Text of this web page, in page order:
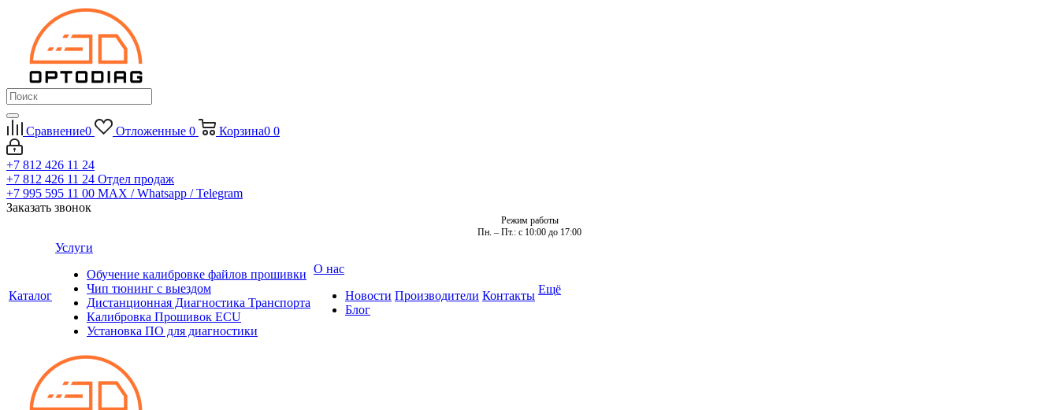
Сравнение0 Отложенные 0 Корзина0 0
+7 812 426 11 24
+7 812 426 11 24 Отдел продаж
+7 995 595 11 00 MAX / Whatsapp / Telegram
Заказать звонок
Режим работы
Пн. – Пт.: с 10:00 до 17:00
Каталог
Услуги
Обучение калибровке файлов прошивки
Чип тюнинг с выездом
Дистанционная Диагностика Транспорта
Калибровка Прошивок ECU
Установка ПО для диагностики
О нас
Новости
Блог
Производители Контакты Ещё